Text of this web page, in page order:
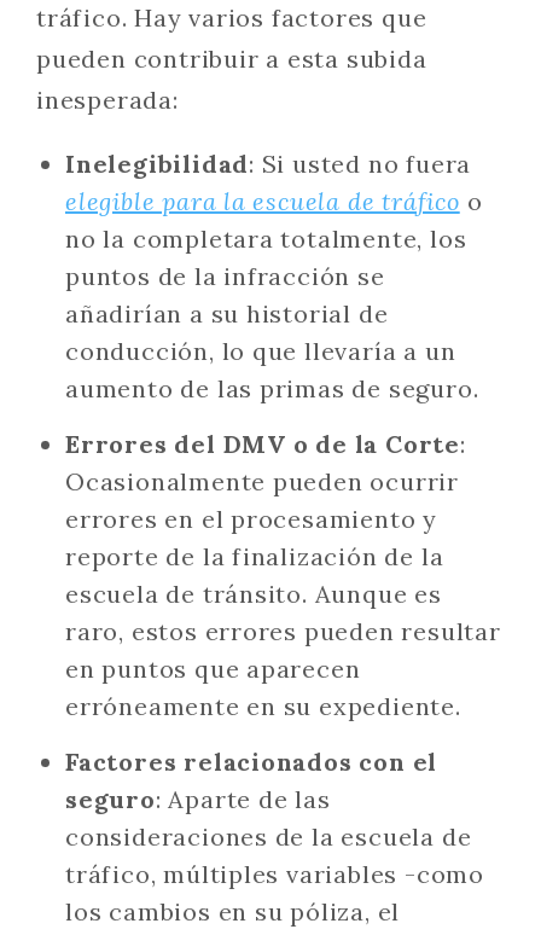
tráfico. Hay varios factores que
pueden contribuir a esta subida
inesperada:
Inelegibilidad: Si usted no fuera
elegible para la escuela de tráfico o
no la completara totalmente, los
puntos de la infracción se
añadirían a su historial de
conducción, lo que llevaría a un
aumento de las primas de seguro.
Errores del DMV o de la Corte:
Ocasionalmente pueden ocurrir
errores en el procesamiento y
reporte de la finalización de la
escuela de tránsito. Aunque es
raro, estos errores pueden resultar
en puntos que aparecen
erróneamente en su expediente.
Factores relacionados con el
seguro: Aparte de las
consideraciones de la escuela de
tráfico, múltiples variables -como
los cambios en su póliza, el